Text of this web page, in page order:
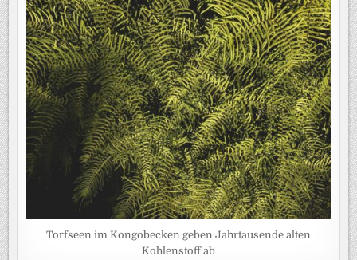
Torfseen im Kongobecken geben Jahrtausende alten
Kohlenstoff ab